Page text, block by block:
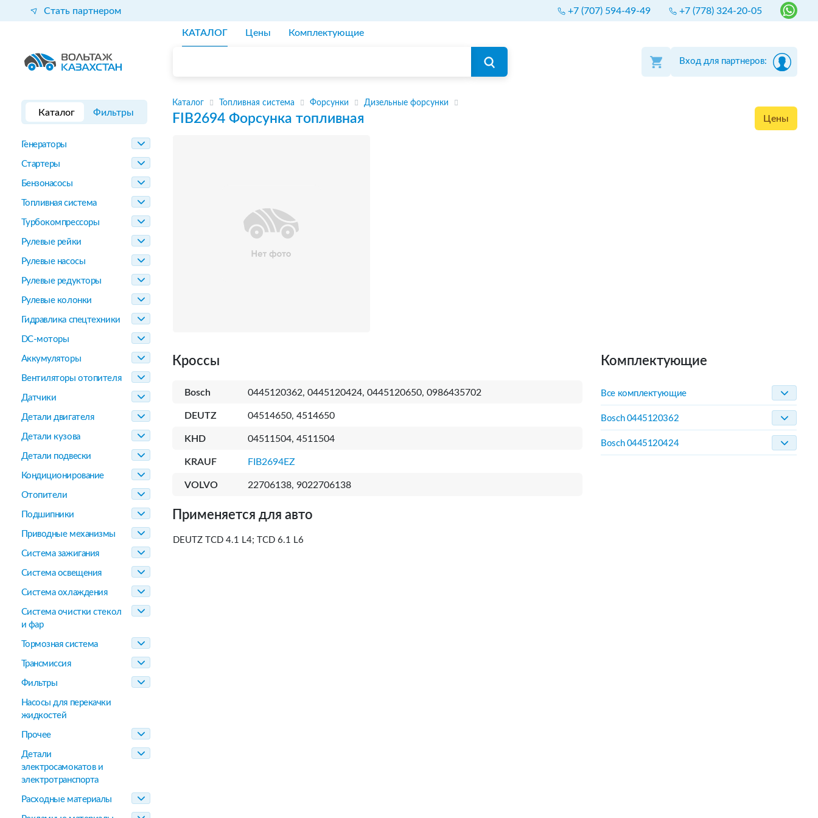
Стать партнером +7 (707) 594-49-49 +7 (778) 324-20-05
КАТАЛОГ Цены Комплектующие
Вход для партнеров:
Каталог Фильтры
Генераторы
Стартеры
Бензонасосы
Топливная система
Турбокомпрессоры
Рулевые рейки
Рулевые насосы
Рулевые редукторы
Рулевые колонки
Гидравлика спецтехники
DC-моторы
Аккумуляторы
Вентиляторы отопителя
Датчики
Детали двигателя
Детали кузова
Детали подвески
Кондиционирование
Отопители
Подшипники
Приводные механизмы
Система зажигания
Система освещения
Система охлаждения
Система очистки стекол
и фар
Тормозная система
Трансмиссия
Фильтры
Насосы для перекачки
жидкостей
Прочее
Детали
электросамокатов и
электротранспорта
Расходные материалы
Каталог Топливная система Форсунки Дизельные форсунки
FIB2694 Форсунка топливная Цены
Кроссы
Bosch 0445120362, 0445120424, 0445120650, 0986435702
DEUTZ 04514650, 4514650
KHD 04511504, 4511504
KRAUF FIB2694EZ
VOLVO 22706138, 9022706138
Применяется для авто
DEUTZ TCD 4.1 L4; TCD 6.1 L6
Комплектующие
Все комплектующие
Bosch 0445120362
Bosch 0445120424